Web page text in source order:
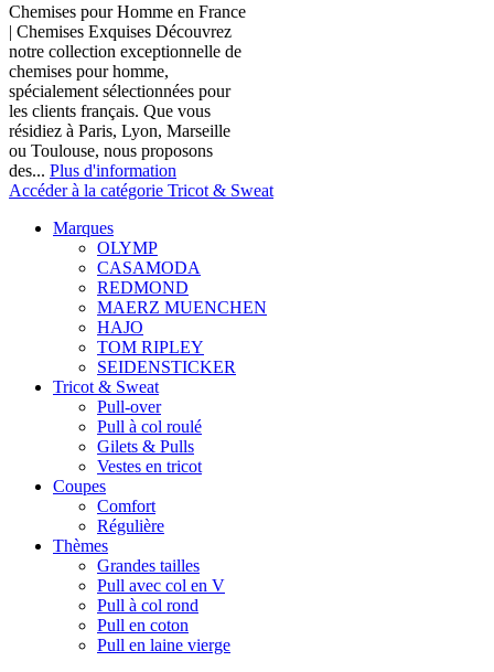
Chemises pour Homme en France
| Chemises Exquises Découvrez
notre collection exceptionnelle de
chemises pour homme,
spécialement sélectionnées pour
les clients français. Que vous
résidiez à Paris, Lyon, Marseille
ou Toulouse, nous proposons
des... Plus d'information
Accéder à la catégorie Tricot & Sweat
Marques
OLYMP
CASAMODA
REDMOND
MAERZ MUENCHEN
HAJO
TOM RIPLEY
SEIDENSTICKER
Tricot & Sweat
Pull-over
Pull à col roulé
Gilets & Pulls
Vestes en tricot
Coupes
Comfort
Régulière
Thèmes
Grandes tailles
Pull avec col en V
Pull à col rond
Pull en coton
Pull en laine vierge